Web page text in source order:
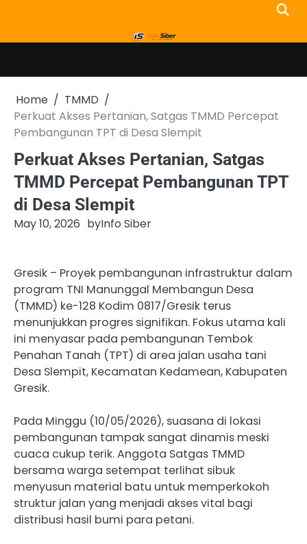
content
Home
TMMD
Perkuat Akses Pertanian, Satgas TMMD Percepat
Pembangunan TPT di Desa Slempit
Perkuat Akses Pertanian, Satgas
TMMD Percepat Pembangunan TPT
di Desa Slempit
May 10, 2026 byInfo Siber
Gresik – Proyek pembangunan infrastruktur dalam
program TNI Manunggal Membangun Desa
(TMMD) ke-128 Kodim 0817/Gresik terus
menunjukkan progres signifikan. Fokus utama kali
ini menyasar pada pembangunan Tembok
Penahan Tanah (TPT) di area jalan usaha tani
Desa Slempit, Kecamatan Kedamean, Kabupaten
Gresik.
Pada Minggu (10/05/2026), suasana di lokasi
pembangunan tampak sangat dinamis meski
cuaca cukup terik. Anggota Satgas TMMD
bersama warga setempat terlihat sibuk
menyusun material batu untuk memperkokoh
struktur jalan yang menjadi akses vital bagi
distribusi hasil bumi para petani.